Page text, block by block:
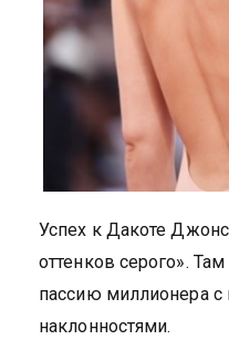
Успех к Дакоте
оттенков серого».
пассию миллионера
наклонностями.